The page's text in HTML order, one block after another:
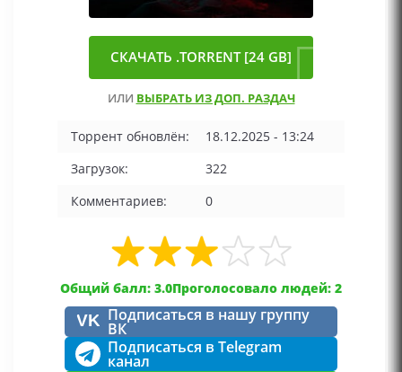
СКАЧАТЬ .TORRENT [24 GB]
ИЛИ ВЫБРАТЬ ИЗ ДОП. РАЗДАЧ
Торрент обновлён:
18.12.2025 - 13:24
Загрузок:
322
Комментариев:
0
Общий балл: 3.0Проголосовало людей: 2
VK Подписаться в нашу группу
ВК
Подписаться в Telegram
канал